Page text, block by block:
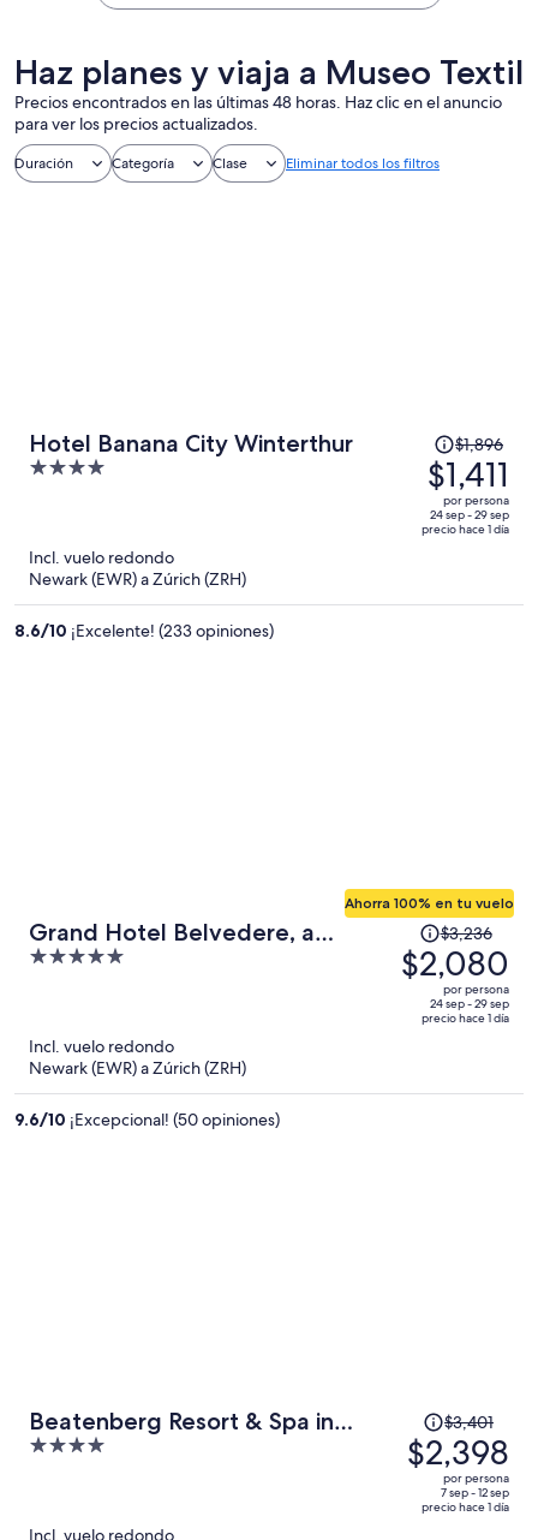
Haz planes y viaja a Museo Textil
Precios encontrados en las últimas 48 horas. Haz clic en el anuncio
para ver los precios actualizados.
Duración Categoría Clase Eliminar todos los filtros
Hotel Banana City Winterthur
4
5
El
precio
era
de
$1,896
$1,896
$1,411
por persona
24 sep - 29 sep
precio hace 1 día
Incl. vuelo redondo
Newark (EWR) a Zúrich (ZRH)
8.6/10 ¡Excelente! (233 opiniones)
Grand Hotel Belvedere, a
Beaumier Hotel
5
Ahorra 100% en tu vuelo
precio
era
$3,236
$3,236
$2,080
por persona
24 sep - 29 sep
precio hace 1 día
Incl. vuelo redondo
Newark (EWR) a Zúrich (ZRH)
9.6/10 ¡Excepcional! (50 opiniones)
Beatenberg Resort & Spa in
Beatenberg Interlaken
4
precio
era
$3,401
$3,401
$2,398
por persona
7 sep - 12 sep
precio hace 1 día
Incl. vuelo redondo